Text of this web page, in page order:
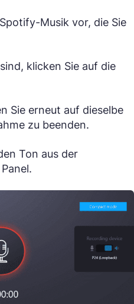
Musik vor, die Sie
klicken Sie auf die
Sie erneut auf dieselbe
zu beenden.
Ton aus der